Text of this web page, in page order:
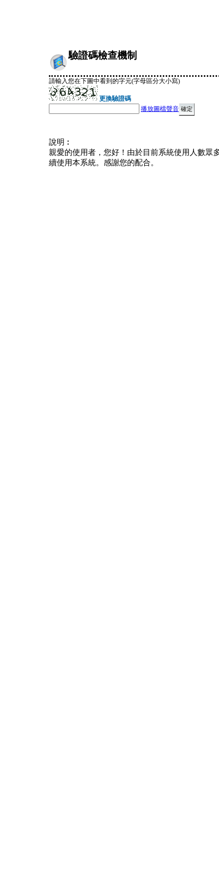
驗證碼檢查機制
請輸入您在下圖中看到的字元(字母區分大小寫)
更換驗證碼
播放圖檔聲音
說明︰
親愛的使用者，您好！由於目前系統使用人數眾
續使用本系統。感謝您的配合。